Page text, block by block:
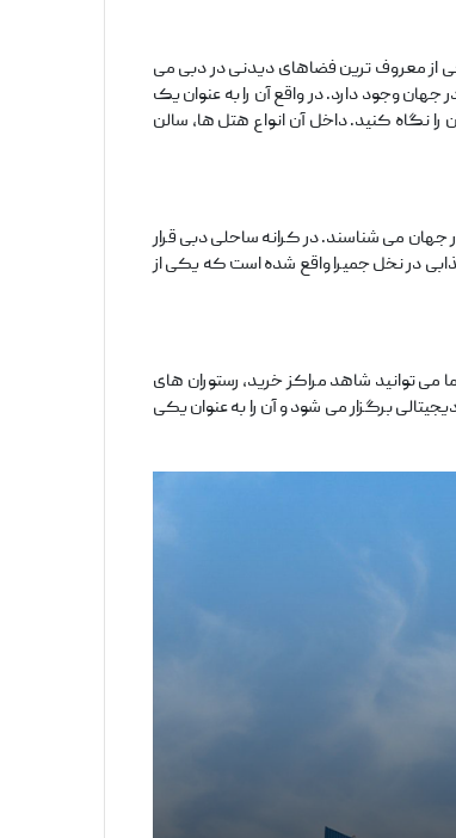
از معروف‌ ترین فضاهای دیدنی در دبی می‌
آن ۸۲۸ متر است و مرتفع‌ ترین ساختمانی است که در جهان وجود دارد. در واقع آن را به عنوان یک
نگاه کنید. داخل آن انواع هتل‌ ها، سالن‌
جهان می‌ شناسند. در کرانه ساحلی دبی قرار
در نخل جمیرا واقع شده است که یکی از
فرهنگ را در بر می‌ گیرد. در این دهکده شما می‌ توانید شاهد مراکز خرید، رستوران‌ های
برگزار می‌ شود و آن را به عنوان یکی